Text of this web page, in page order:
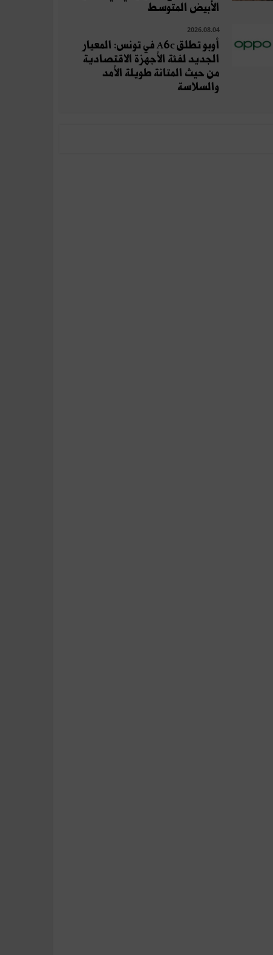
الأبيض المتوسط
2026.08.04
أوبو تطلق A6c في تونس: المعيار
الجديد لفئة الأجهزة الاقتصادية
من حيث المتانة طويلة الأمد
والسلاسة